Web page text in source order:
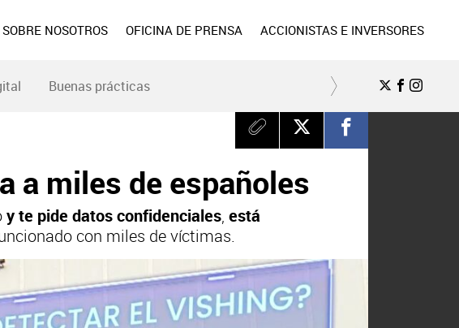
SOBRE NOSOTROS OFICINA DE PRENSA ACCIONISTAS E INVERSORES
Buenas prácticas
a miles de españoles
y te pide datos confidenciales,está
con miles de víctimas.